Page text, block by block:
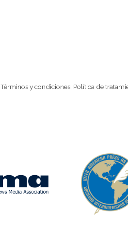
Términos y condiciones, Política de